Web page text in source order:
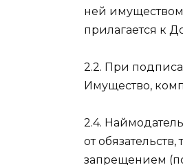
ней
прилагается к
2.2. При
Имущество,
2.4.
от
запрещением